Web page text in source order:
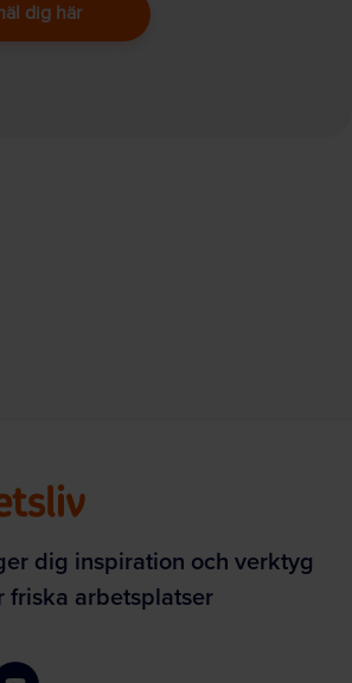
dig här
dig inspiration och verktyg
friska arbetsplatser